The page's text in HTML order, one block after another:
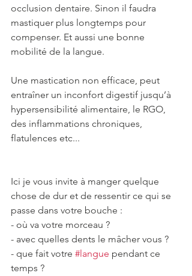
occlusion dentaire. Sinon il faudra
mastiquer plus longtemps pour
compenser. Et aussi une bonne
mobilité de la langue.
Une mastication non efficace, peut
entraîner un inconfort digestif jusqu’à
hypersensibilité alimentaire, le RGO,
des inflammations chroniques,
flatulences etc...
Ici je vous invite à manger quelque
chose de dur et de ressentir ce qui se
passe dans votre bouche :
- où va votre morceau ?
- avec quelles dents le mâcher vous ?
- que fait votre #langue pendant ce
temps ?